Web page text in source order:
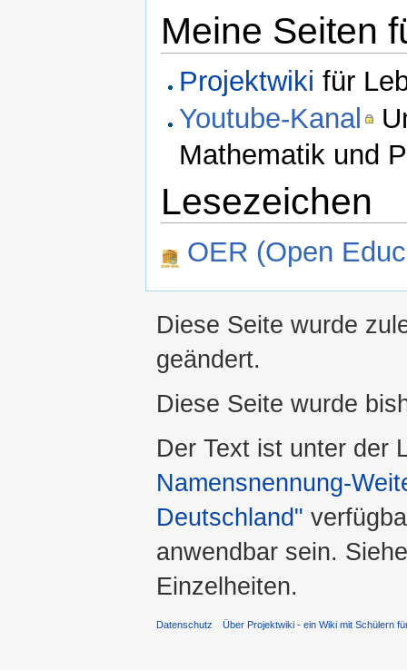
Meine Seiten
Projektwiki für
Youtube-Kanal
Mathematik und
Lesezeichen
OER (Open
Diese Seite wurde
geändert.
Diese Seite wurde
Der Text ist unter der
Namensnennung-
Deutschland"
anwendbar sein.
Einzelheiten.
Datenschutz Über Projektwiki - ein Wiki mit Schülern